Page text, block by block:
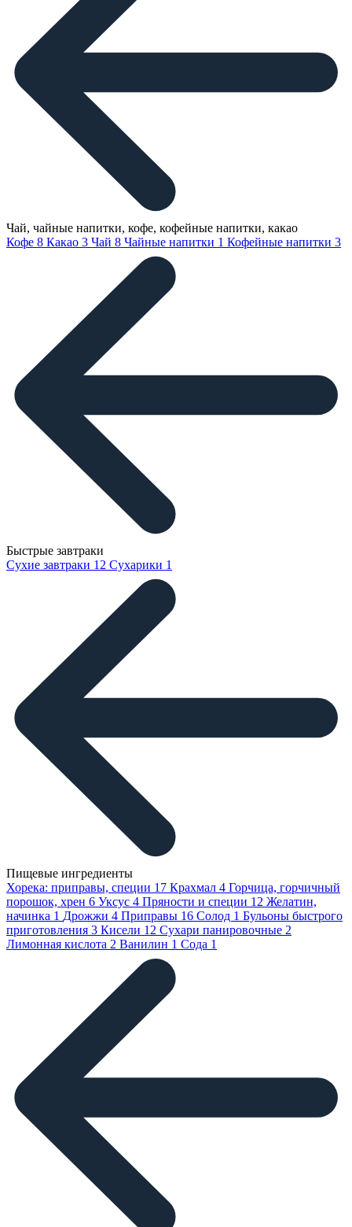
Чай, чайные напитки, кофе, кофейные напитки, какао
Кофе 8 Какао 3 Чай 8 Чайные напитки 1 Кофейные напитки 3
Быстрые завтраки
Сухие завтраки 12 Сухарики 1
Пищевые ингредиенты
Хорека: приправы, специи 17 Крахмал 4 Горчица, горчичный
порошок, хрен 6 Уксус 4 Пряности и специи 12 Желатин,
начинка 1 Дрожжи 4 Приправы 16 Солод 1 Бульоны быстрого
приготовления 3 Кисели 12 Сухари панировочные 2
Лимонная кислота 2 Ванилин 1 Сода 1